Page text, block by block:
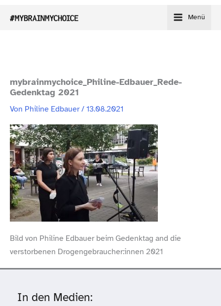
Inhalt
Menü
mybrainmychoice_​Philine-​Edbauer_​Rede-​
Gedenktag 2021
Von Philine Edbauer/13.08.2021
Bild von Philine Edbauer beim Gedenktag and die
verstorbenen Drogengebraucher:innen 2021
In den Medien: